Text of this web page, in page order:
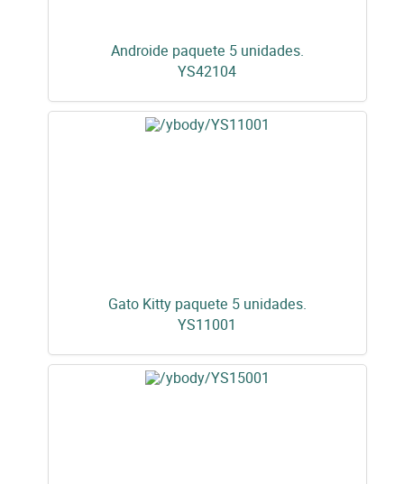
Androide paquete 5 unidades.
YS42104
Gato Kitty paquete 5 unidades.
YS11001